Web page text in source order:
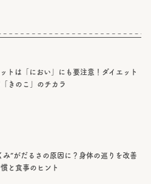
トは「におい」にも要注意！ダイエット
きのこ」のチカラ
み”がだるさの原因に？身体の巡りを改善
と食事のヒント